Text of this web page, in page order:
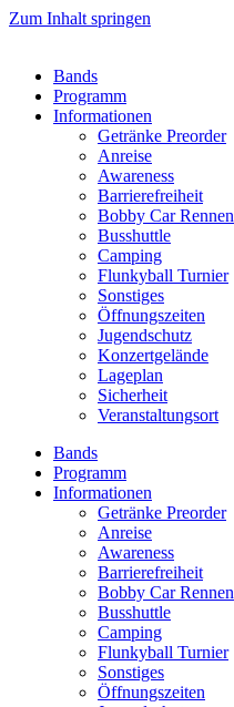
Zum Inhalt springen
Bands
Programm
Informationen
Getränke Preorder
Anreise
Awareness
Barrierefreiheit
Bobby Car Rennen
Busshuttle
Camping
Flunkyball Turnier
Sonstiges
Öffnungszeiten
Jugendschutz
Konzertgelände
Lageplan
Sicherheit
Veranstaltungsort
Bands
Programm
Informationen
Getränke Preorder
Anreise
Awareness
Barrierefreiheit
Bobby Car Rennen
Busshuttle
Camping
Flunkyball Turnier
Sonstiges
Öffnungszeiten